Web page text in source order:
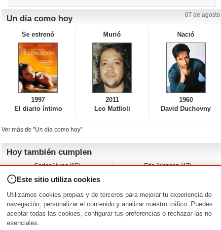
Un día como hoy 07 de agosto
Se estrenó
1997
El diario íntimo
Murió
2011
Leo Mattioli
Nació
1960
David Duchovny
Ver más de "Un día como hoy"
Hoy también cumplen
Carlos Vives (65)
Nicholas Ray (-)
Charlize Theron (51)
Maggie Wheeler (65)
Eric Johnson (47)
Wayne Knight (71)
Michael Shannon (52)
Nacimientos y estrenos en la fecha
Este sitio utiliza cookies
Utilizamos cookies propias y de terceros para mejorar tu experiencia de
navegación, personalizar el contenido y analizar nuestro tráfico. Puedes
aceptar todas las cookies, configurar tus preferencias o rechazar las no
esenciales.